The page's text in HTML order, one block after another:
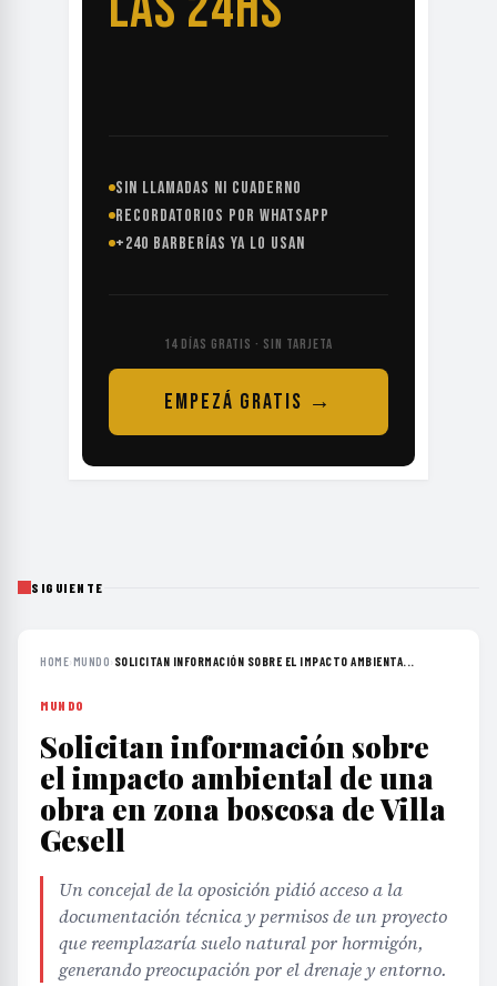
SIN LLAMADAS NI CUADERNO
RECORDATORIOS POR WHATSAPP
+240 BARBERÍAS YA LO USAN
14 DÍAS GRATIS · SIN TARJETA
EMPEZÁ GRATIS →
SIGUIENTE
HOME›MUNDO› SOLICITAN INFORMACIÓN SOBRE EL IMPACTO AMBIENTA...
MUNDO
Solicitan información sobre
el impacto ambiental de una
obra en zona boscosa de Villa
Gesell
Un concejal de la oposición pidió acceso a la
documentación técnica y permisos de un proyecto
que reemplazaría suelo natural por hormigón,
generando preocupación por el drenaje y entorno.